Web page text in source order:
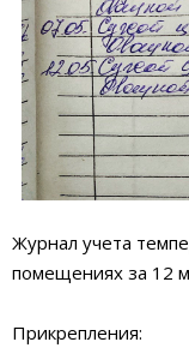
Журнал учета
помещениях за 12
Прикрепления: